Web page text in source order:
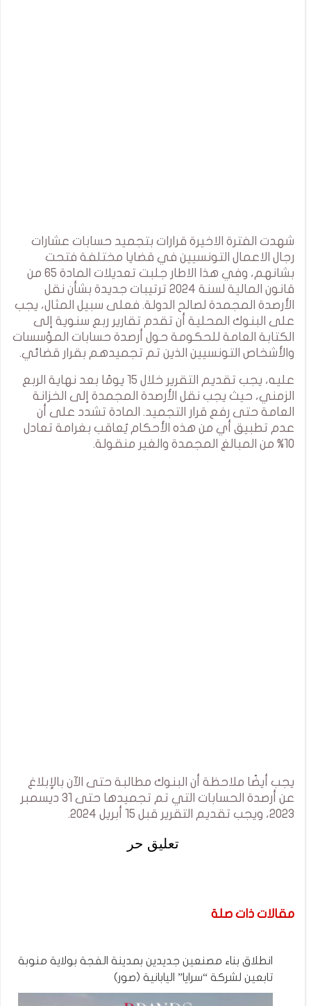
شهدت الفترة الاخيرة قرارات بتجميد حسابات عشارات
رجال الاعمال التونسيين في قضايا مختلفة فتحت
بشانهم، وفي هذا الاطار جلبت تعديلات المادة 65 من
قانون المالية لسنة 2024 ترتيبات جديدة بشأن نقل
الأرصدة المجمدة لصالح الدولة. فعلى سبيل المثال، يجب
على البنوك المحلية أن تقدم تقارير ربع سنوية إلى
الكتابة العامة للحكومة حول أرصدة حسابات المؤسسات
والأشخاص التونسيين الذين تم تجميدهم بقرار قضائي.
عليه، يجب تقديم التقرير خلال 15 يومًا بعد نهاية الربع
الزمني، حيث يجب نقل الأرصدة المجمدة إلى الخزانة
العامة حتى رفع قرار التجميد. المادة تشدد على أن
عدم تطبيق أي من هذه الأحكام يُعاقب بغرامة تعادل
10% من المبالغ المجمدة والغير منقولة.
يجب أيضًا ملاحظة أن البنوك مطالبة حتى الآن بالإبلاغ
عن أرصدة الحسابات التي تم تجميدها حتى 31 ديسمبر
2023، ويجب تقديم التقرير قبل 15 أبريل 2024.
تعليق حر
مقالات ذات صلة
انطلاق بناء مصنعين جديدين بمدينة الفجة بولاية منوبة
تابعين لشركة “سرايا” اليابانية (صور)